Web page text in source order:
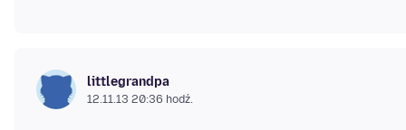
littlegrandpa
12.11.13 20:36 hodź.